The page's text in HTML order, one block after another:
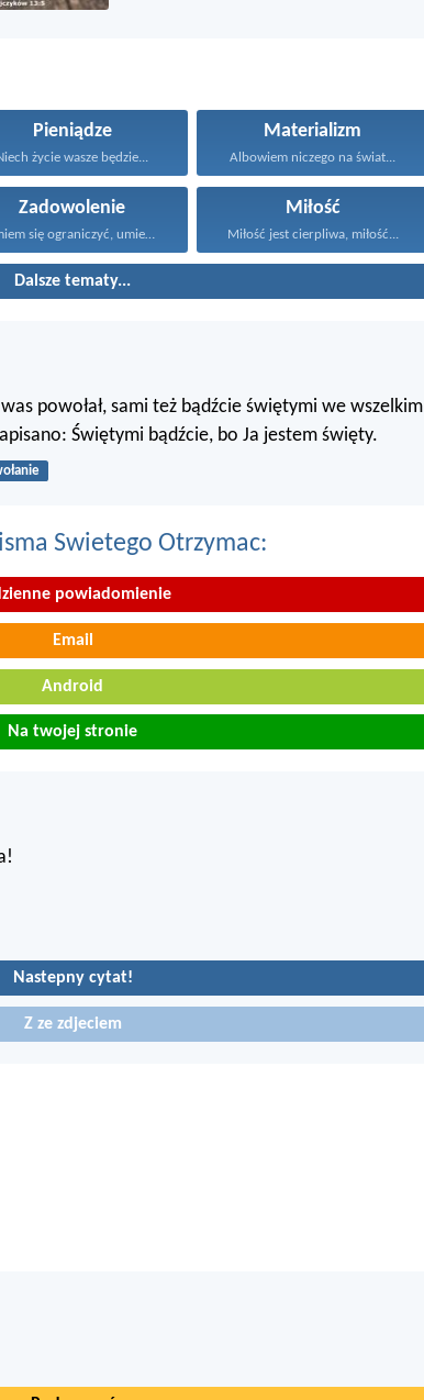
Pieniądze
życie wasze będzie...
Materializm
Albowiem niczego na świat...
Zadowolenie
Umiem się ograniczyć, umiem...
Miłość
Miłość jest cierpliwa, miłość...
Dalsze tematy...
powołał, sami też bądźcie świętymi we wszelkim
Świętymi bądźcie, bo Ja jestem święty.
Swietego Otrzymac:
powiadomienie
Email
Android
Na twojej stronie
Nastepny cytat!
Z ze zdjeciem